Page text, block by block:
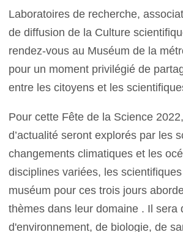
Laboratoires de recherche,
de diffusion de la Culture
rendez-vous au Muséum de la
pour un moment privilégié de
entre les citoyens et les
Pour cette Fête de la Science
d’actualité seront explorés par les
changements climatiques et les
disciplines variées, les
muséum pour ces trois jours
thèmes dans leur domaine . Il sera
d'environnement, de biologie, de